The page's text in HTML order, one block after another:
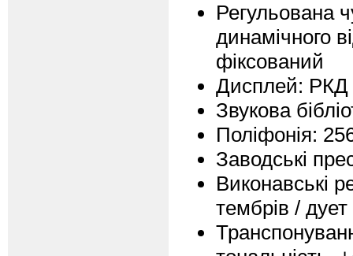
Регульована
динамічного
фіксований
Дисплей: РКД
Звукова
Поліфонія:
Заводські
Виконавські
тембрів / дует